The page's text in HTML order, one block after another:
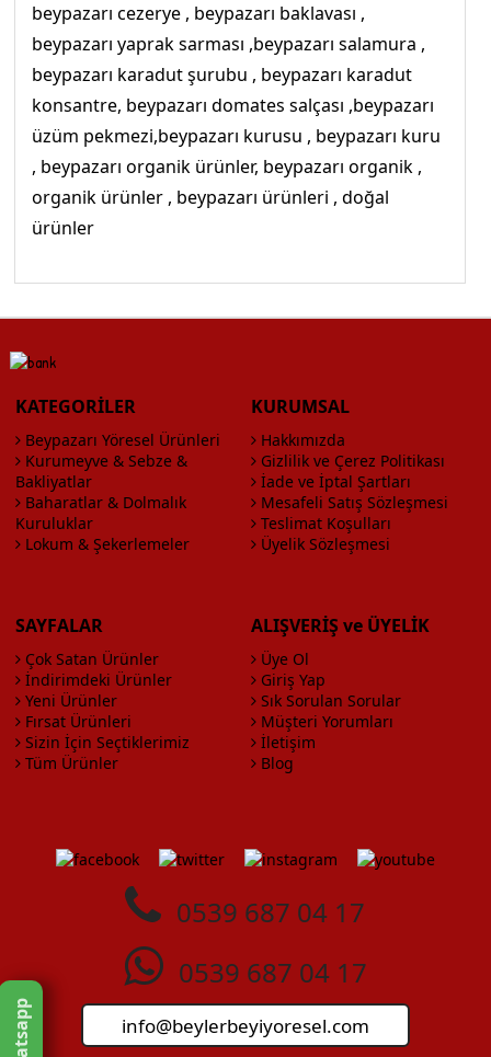
beypazarı cezerye , beypazarı baklavası ,
beypazarı yaprak sarması ,beypazarı salamura ,
beypazarı karadut şurubu , beypazarı karadut
konsantre, beypazarı domates salçası ,beypazarı
üzüm pekmezi,beypazarı kurusu , beypazarı kuru
, beypazarı organik ürünler, beypazarı organik ,
organik ürünler , beypazarı ürünleri , doğal
ürünler
KATEGORİLER
Beypazarı Yöresel Ürünleri
Kurumeyve & Sebze &
Bakliyatlar
Baharatlar & Dolmalık
Kuruluklar
Lokum & Şekerlemeler
KURUMSAL
Hakkımızda
Gizlilik ve Çerez Politikası
İade ve İptal Şartları
Mesafeli Satış Sözleşmesi
Teslimat Koşulları
Üyelik Sözleşmesi
SAYFALAR
Çok Satan Ürünler
İndirimdeki Ürünler
Yeni Ürünler
Fırsat Ürünleri
Sizin İçin Seçtiklerimiz
Tüm Ürünler
ALIŞVERİŞ ve ÜYELİK
Üye Ol
Giriş Yap
Sık Sorulan Sorular
Müşteri Yorumları
İletişim
Blog
0539 687 04 17
0539 687 04 17